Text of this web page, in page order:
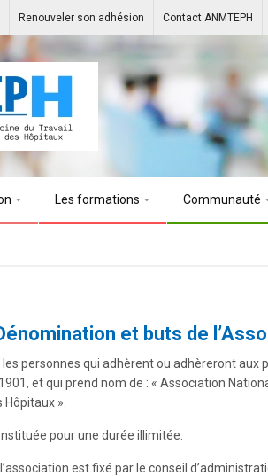
Renouveler son adhésion Contact ANMTEPH
Les formations Communauté
et buts de
personnes qui adhèrent ou adhèreront aux
et qui prend nom de : « Association
».
pour une durée illimitée.
est fixé par le conseil